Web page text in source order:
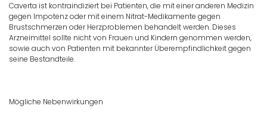
Caverta ist kontraindiziert bei Patienten, die mit einer anderen Medizin
gegen Impotenz oder mit einem Nitrat-Medikamente gegen
Brustschmerzen oder Herzproblemen behandelt werden. Dieses
Arzneimittel sollte nicht von Frauen und Kindern genommen werden,
sowie auch von Patienten mit bekannter Überempfindlichkeit gegen
seine Bestandteile.
Mögliche Nebenwirkungen